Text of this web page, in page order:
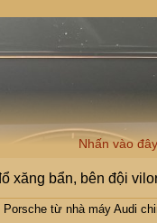
Nhấn vào
xăng bẩn, bên đội
từ nhà máy Audi